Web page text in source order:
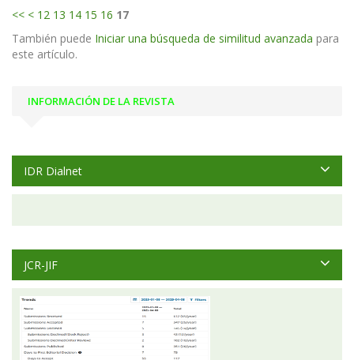
<< < 12 13 14 15 16 17
También puede Iniciar una búsqueda de similitud avanzada para
este artículo.
INFORMACIÓN DE LA REVISTA
IDR Dialnet
JCR-JIF